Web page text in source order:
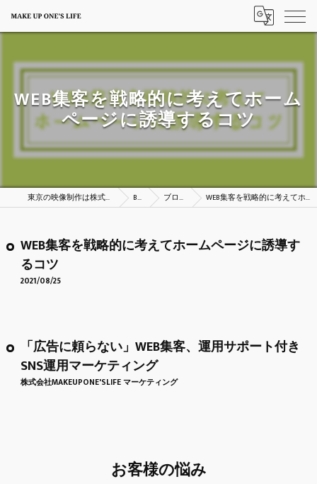
WEB集客を戦略的に考えてホーム
ページに誘導するコツ
東京の映像制作は株式会社MAKE UP ONE’S LIFE BLOG ブログ一覧 WEB集客を戦略的に考えてホームページに誘導するコツ
WEB集客を戦略的に考えてホームページに誘導す
るコツ
2021/08/25
「広告に頼らない」WEB集客、運用サポート付き
SNS運用マーケティング
株式会社MAKEUPONE'SLIFE マーケティング
お客様の悩み